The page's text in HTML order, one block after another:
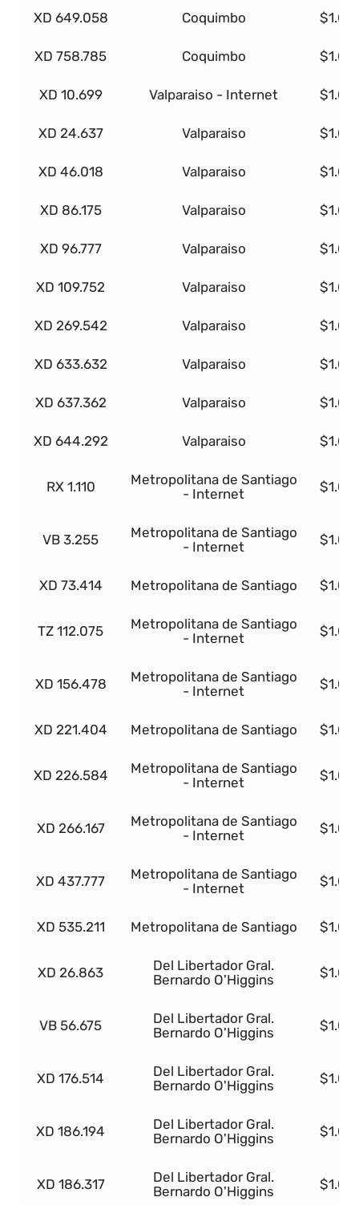
XD 649.058 Coquimbo
XD 758.785 Coquimbo
XD 10.699 Valparaiso - Internet
XD 24.637 Valparaiso
XD 46.018 Valparaiso
XD 86.175 Valparaiso
XD 96.777 Valparaiso
XD 109.752 Valparaiso
XD 269.542 Valparaiso
XD 633.632 Valparaiso
XD 637.362 Valparaiso
XD 644.292 Valparaiso
RX 1.110
Metropolitana de Santiago
- Internet
VB 3.255
Metropolitana de Santiago
- Internet
XD 73.414 Metropolitana de Santiago
TZ 112.075
Metropolitana de Santiago
- Internet
XD 156.478
Metropolitana de Santiago
- Internet
XD 221.404 Metropolitana de Santiago
XD 226.584
Metropolitana de Santiago
- Internet
XD 266.167
Metropolitana de Santiago
- Internet
XD 437.777
Metropolitana de Santiago
- Internet
XD 535.211 Metropolitana de Santiago
XD 26.863
Del Libertador Gral.
Bernardo O'Higgins
VB 56.675
Del Libertador Gral.
Bernardo O'Higgins
XD 176.514
Del Libertador Gral.
Bernardo O'Higgins
XD 186.194
Del Libertador Gral.
Bernardo O'Higgins
XD 186.317
Del Libertador Gral.
Bernardo O'Higgins